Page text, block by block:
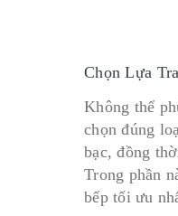
Chọn Lựa
Không thể
chọn đúng
bạc, đồng
Trong phần
bếp tối ưu